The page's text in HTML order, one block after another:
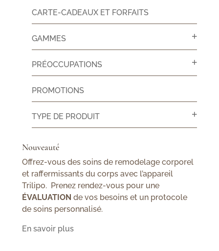
CARTE-CADEAUX ET FORFAITS
GAMMES
PRÉOCCUPATIONS
PROMOTIONS
TYPE DE PRODUIT
Nouveauté
Offrez-vous des soins de remodelage corporel
et raffermissants du corps avec l’appareil
Trilipo. Prenez rendez-vous pour une
ÉVALUATION de vos besoins et un protocole
de soins personnalisé.
En savoir plus